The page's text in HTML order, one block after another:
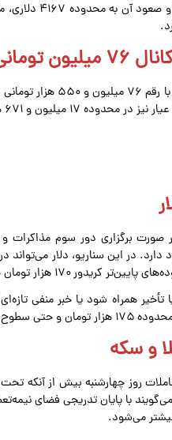
شد
صورت برگزاری دور سوم مذاکرات
دارد. در این سناریو، دلار
۱۷۰ هزار تومان حرکت کند.
یا تأخیر همراه شود یا خبر منفی
نخواهد بود.
و سکه
روز چهارشنبه بیش از آنکه تحت
با پایان تدریجی فضای
می‌شود.